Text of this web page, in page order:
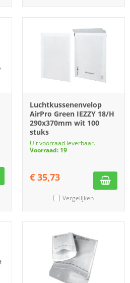
Luchtkussenenvelop
AirPro Green IEZZY 18/H
290x370mm wit 100
stuks
Uit voorraad leverbaar.
Voorraad: 19
€ 35,73
Vergelijken